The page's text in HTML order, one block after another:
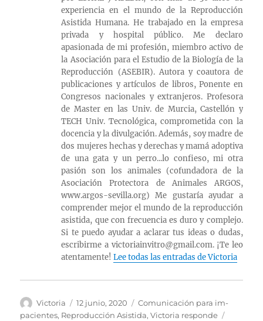
experiencia en el mundo de la Reproducción
Asistida Humana. He trabajado en la empresa
privada y hospital público. Me declaro
apasionada de mi profesión, miembro activo de
la Asociación para el Estudio de la Biología de la
Reproducción (ASEBIR). Autora y coautora de
publicaciones y artículos de libros, Ponente en
Congresos nacionales y extranjeros. Profesora
de Master en las Univ. de Murcia, Castellón y
TECH Univ. Tecnológica, comprometida con la
docencia y la divulgación. Además, soy madre de
dos mujeres hechas y derechas y mamá adoptiva
de una gata y un perro...lo confieso, mi otra
pasión son los animales (cofundadora de la
Asociación Protectora de Animales ARGOS,
www.argos-sevilla.org) Me gustaría ayudar a
comprender mejor el mundo de la reproducción
asistida, que con frecuencia es duro y complejo.
Si te puedo ayudar a aclarar tus ideas o dudas,
escribirme a victoriainvitro@gmail.com. ¡Te leo
atentamente!Lee todas las entradas de Victoria
Autor
Victoria
Publicado
el
12 junio, 2020 Categorías
Comunicación para im-
pacientes, Reproducción Asistida,Victoria responde